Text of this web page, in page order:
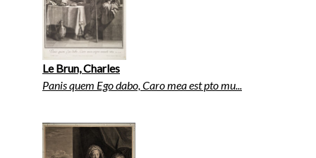
Le Brun, Charles
Panis quem Ego dabo, Caro mea est pto mu...